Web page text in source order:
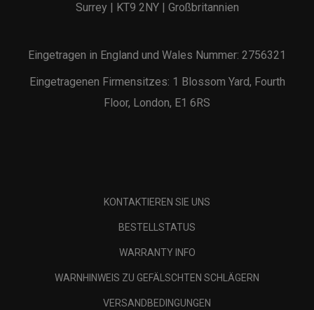
Surrey | KT9 2NY | Großbritannien
Eingetragen in England und Wales Nummer: 2756321
Eingetragenen Firmensitzes: 1 Blossom Yard, Fourth
Floor, London, E1 6RS
KONTAKTIEREN SIE UNS
BESTELLSTATUS
WARRANTY INFO
WARNHINWEIS ZU GEFÄLSCHTEN SCHLÄGERN
VERSANDBEDINGUNGEN